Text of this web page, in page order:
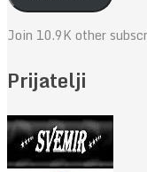
Join 10.9K other
Prijatelji